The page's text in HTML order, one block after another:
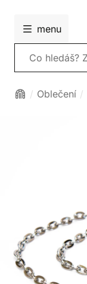
menu
Vyhledávání
Oblečení